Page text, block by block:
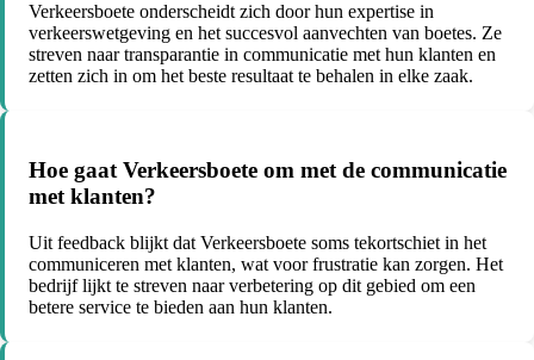
Verkeersboete onderscheidt zich door hun expertise in
verkeerswetgeving en het succesvol aanvechten van boetes. Ze
streven naar transparantie in communicatie met hun klanten en
zetten zich in om het beste resultaat te behalen in elke zaak.
Hoe gaat Verkeersboete om met de communicatie
met klanten?
Uit feedback blijkt dat Verkeersboete soms tekortschiet in het
communiceren met klanten, wat voor frustratie kan zorgen. Het
bedrijf lijkt te streven naar verbetering op dit gebied om een
betere service te bieden aan hun klanten.